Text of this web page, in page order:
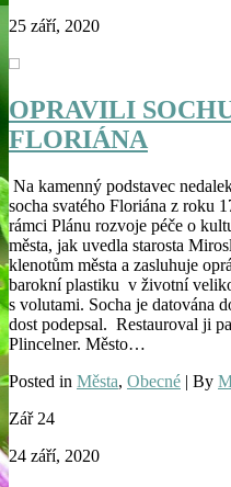
25 září, 2020
OPRAVILI
FLORIÁNA
Na kamenný podstavec
socha svatého Floriána z roku
rámci Plánu rozvoje péče o
města, jak uvedla starosta
klenotům města a zasluhuje
barokní plastiku v životní
s volutami. Socha je datována
dost podepsal. Restauroval ji
Plincelner. Město…
Posted in Města, Obecné | By
Zář 24
24 září, 2020